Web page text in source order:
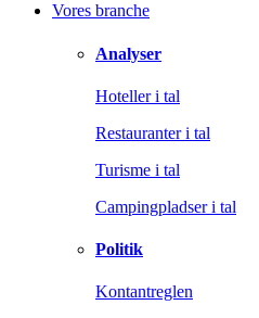
Vores branche
Analyser
Hoteller i tal
Restauranter i tal
Turisme i tal
Campingpladser i tal
Politik
Kontantreglen